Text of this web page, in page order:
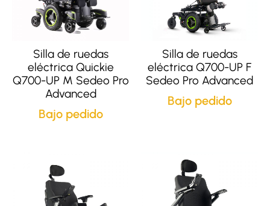
Silla de ruedas
eléctrica Quickie
Q700-UP M Sedeo Pro
Advanced
Bajo pedido
Silla de ruedas
eléctrica Q700-UP F
Sedeo Pro Advanced
Bajo pedido